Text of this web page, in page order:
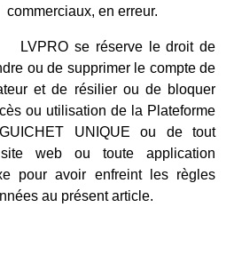
commerciaux, en erreur.
LVPRO se réserve le droit de
ou de supprimer le compte de
et de résilier ou de bloquer
ou utilisation de la Plateforme
UNIQUE ou de tout
web ou toute application
pour avoir enfreint les règles
au présent article.